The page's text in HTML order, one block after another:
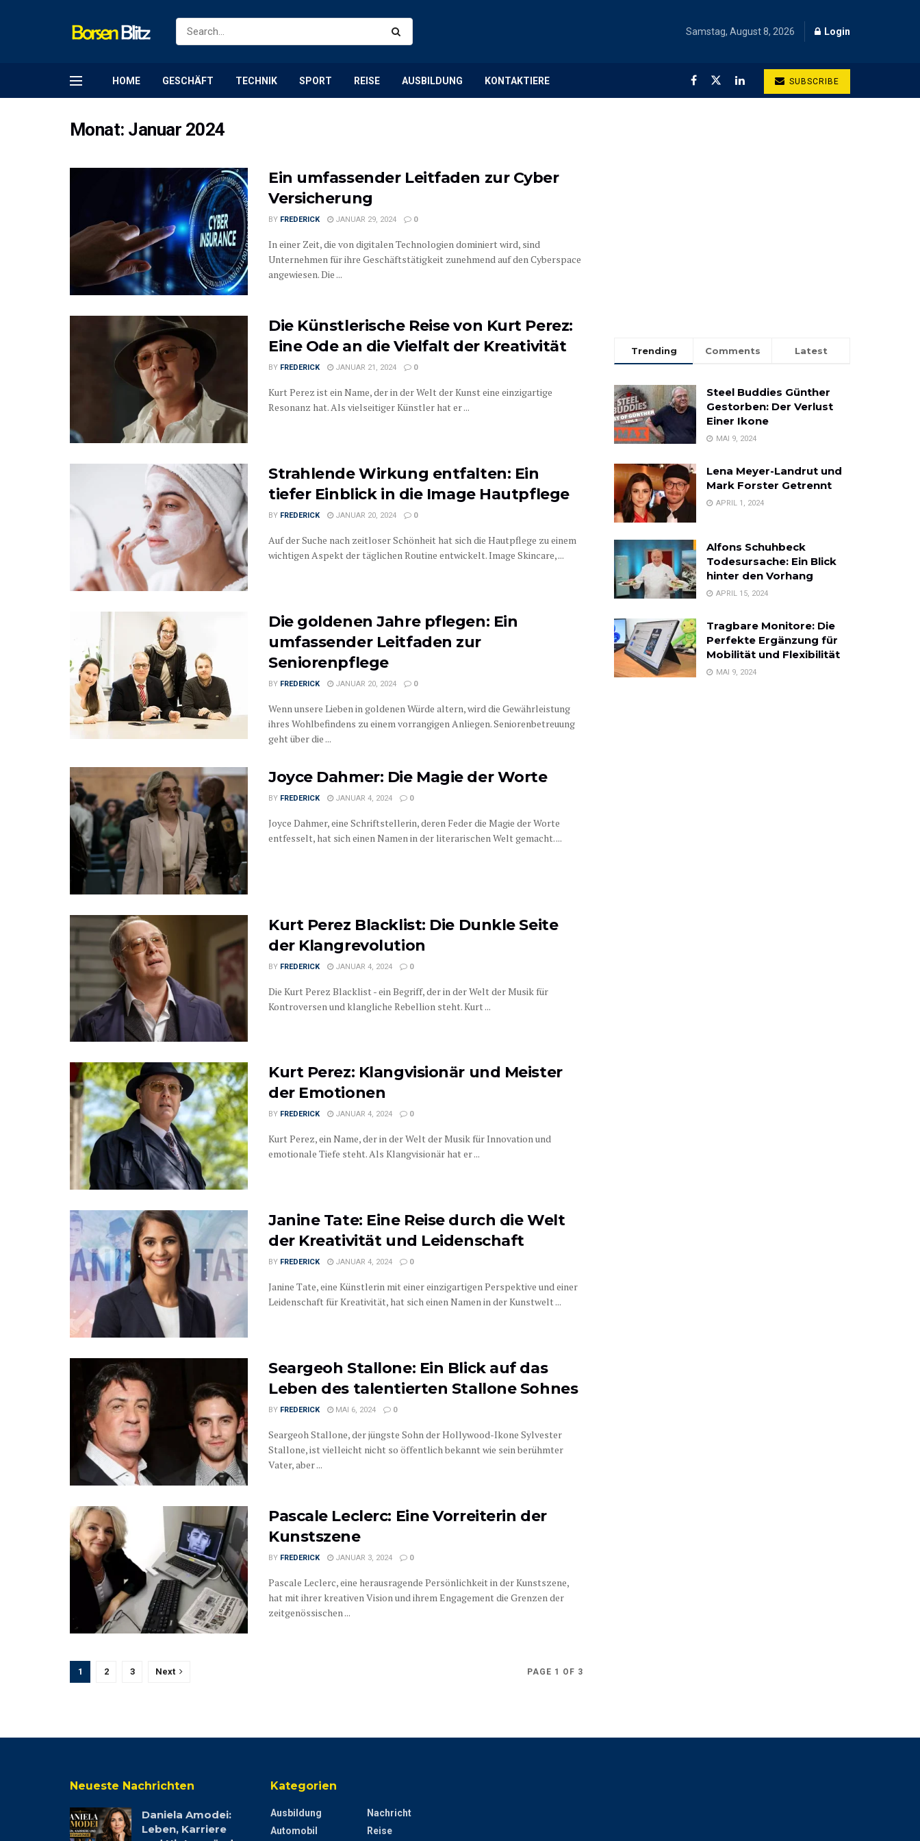
Samstag, August 8, 2026 Login
HOME GESCHÄFT TECHNIK SPORT REISE AUSBILDUNG KONTAKTIERE SUBSCRIBE
Monat: Januar 2024
Ein umfassender Leitfaden zur Cyber
Versicherung
BY FREDERICK JANUAR 29, 2024 0
In einer Zeit, die von digitalen Technologien dominiert wird, sind
Unternehmen für ihre Geschäftstätigkeit zunehmend auf den Cyberspace
angewiesen. Die ...
Die Künstlerische Reise von Kurt Perez:
Eine Ode an die Vielfalt der Kreativität
BY FREDERICK JANUAR 21, 2024 0
Kurt Perez ist ein Name, der in der Welt der Kunst eine einzigartige
Resonanz hat. Als vielseitiger Künstler hat er ...
Strahlende Wirkung entfalten: Ein
tiefer Einblick in die Image Hautpflege
BY FREDERICK JANUAR 20, 2024 0
Auf der Suche nach zeitloser Schönheit hat sich die Hautpflege zu einem
wichtigen Aspekt der täglichen Routine entwickelt. Image Skincare, ...
Die goldenen Jahre pflegen: Ein
umfassender Leitfaden zur
Seniorenpflege
BY FREDERICK JANUAR 20, 2024 0
Wenn unsere Lieben in goldenen Würde altern, wird die Gewährleistung
ihres Wohlbefindens zu einem vorrangigen Anliegen. Seniorenbetreuung
geht über die ...
Joyce Dahmer: Die Magie der Worte
BY FREDERICK JANUAR 4, 2024 0
Joyce Dahmer, eine Schriftstellerin, deren Feder die Magie der Worte
entfesselt, hat sich einen Namen in der literarischen Welt gemacht. ...
Kurt Perez Blacklist: Die Dunkle Seite
der Klangrevolution
BY FREDERICK JANUAR 4, 2024 0
Die Kurt Perez Blacklist - ein Begriff, der in der Welt der Musik für
Kontroversen und klangliche Rebellion steht. Kurt ...
Kurt Perez: Klangvisionär und Meister
der Emotionen
BY FREDERICK JANUAR 4, 2024 0
Kurt Perez, ein Name, der in der Welt der Musik für Innovation und
emotionale Tiefe steht. Als Klangvisionär hat er ...
Janine Tate: Eine Reise durch die Welt
der Kreativität und Leidenschaft
BY FREDERICK JANUAR 4, 2024 0
Janine Tate, eine Künstlerin mit einer einzigartigen Perspektive und einer
Leidenschaft für Kreativität, hat sich einen Namen in der Kunstwelt ...
Seargeoh Stallone: Ein Blick auf das
Leben des talentierten Stallone Sohnes
BY FREDERICK MAI 6, 2024 0
Seargeoh Stallone, der jüngste Sohn der Hollywood-Ikone Sylvester
Stallone, ist vielleicht nicht so öffentlich bekannt wie sein berühmter
Vater, aber ...
Pascale Leclerc: Eine Vorreiterin der
Kunstszene
BY FREDERICK JANUAR 3, 2024 0
Pascale Leclerc, eine herausragende Persönlichkeit in der Kunstszene,
hat mit ihrer kreativen Vision und ihrem Engagement die Grenzen der
zeitgenössischen ...
PAGE 1 OF 3
1 2 3 Next
Trending Comments Latest
Steel Buddies Günther
Gestorben: Der Verlust
Einer Ikone
MAI 9, 2024
Lena Meyer-Landrut und
Mark Forster Getrennt
APRIL 1, 2024
Alfons Schuhbeck
Todesursache: Ein Blick
hinter den Vorhang
APRIL 15, 2024
Tragbare Monitore: Die
Perfekte Ergänzung für
Mobilität und Flexibilität
MAI 9, 2024
Neueste Nachrichten
Daniela Amodei:
Leben, Karriere
Kategorien
Ausbildung
Automobil
Nachricht
Reise